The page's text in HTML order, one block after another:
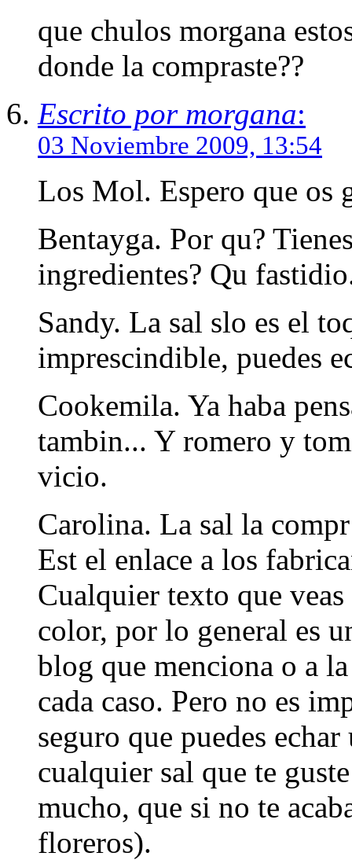
que chulos morgana
donde la compraste??
Escrito por morgana:
03 Noviembre 2009, 13:54
Los Mol. Espero que os
Bentayga. Por qu?
ingredientes? Qu
Sandy. La sal slo es el
imprescindible, puedes
Cookemila. Ya haba
tambin... Y romero y
vicio.
Carolina. La sal la
Est el enlace a los
Cualquier texto que
color, por lo general es
blog que menciona o a
cada caso. Pero no es
seguro que puedes
cualquier sal que te
mucho, que si no te
floreros).